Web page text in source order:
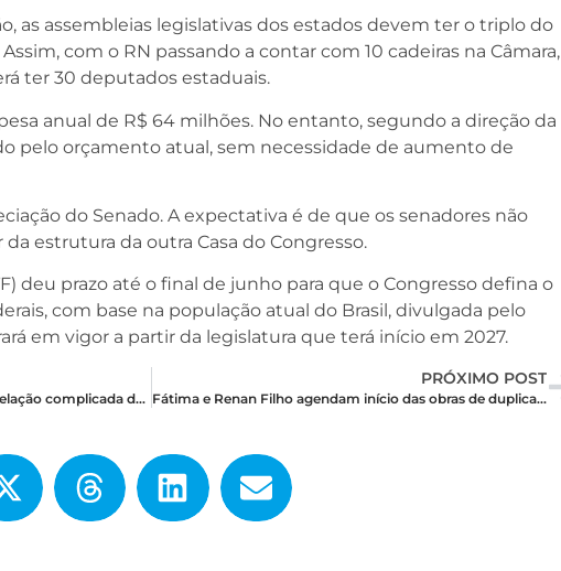
as assembleias legislativas dos estados devem ter o triplo do
com o RN passando a contar com 10 cadeiras na Câmara,
ter 30 deputados estaduais.
anual de R$ 64 milhões. No entanto, segundo a direção da
pelo orçamento atual, sem necessidade de aumento de
do Senado. A expectativa é de que os senadores não
estrutura da outra Casa do Congresso.
deu prazo até o final de junho para que o Congresso defina o
com base na população atual do Brasil, divulgada pelo
em vigor a partir da legislatura que terá início em 2027.
Entre troca de farpas e processos: a relação complicada de Allyson e Styvenson
PRÓXIMO POST
Fátima e Renan Filho agendam início das obras de duplicação da BR-304 para setembro